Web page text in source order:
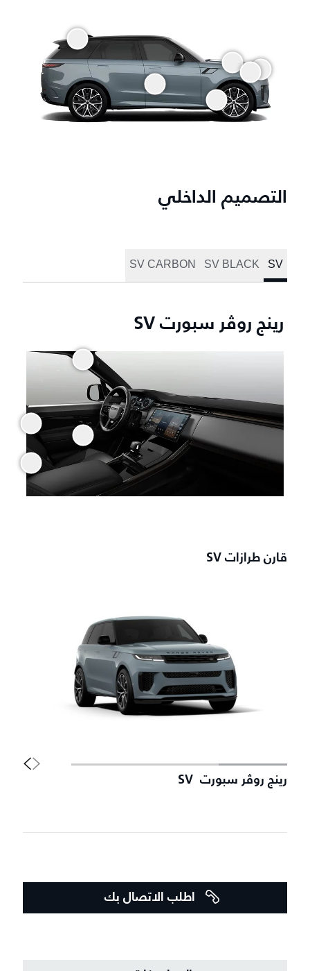
التصميم الداخلي
SV
SV BLACK
SV CARBON
رينج روڤر سبورت SV
قارن طرازات SV
رينج روڤر سبورت SV
اطلب الاتصال بك